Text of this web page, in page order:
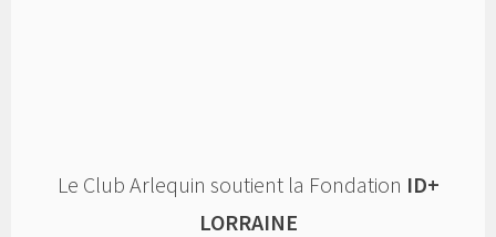
Le Club Arlequin soutient la Fondation ID+
LORRAINE